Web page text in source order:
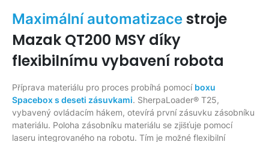
Maximální automatizace stroje
Mazak QT200 MSY díky
flexibilnímu vybavení robota
Příprava materiálu pro proces probíhá pomocí boxu
Spacebox s deseti zásuvkami. SherpaLoader® T25,
vybavený ovládacím hákem, otevírá první zásuvku zásobníku
materiálu. Poloha zásobníku materiálu se zjišťuje pomocí
laseru integrovaného na robotu. Tím je možné flexibilní